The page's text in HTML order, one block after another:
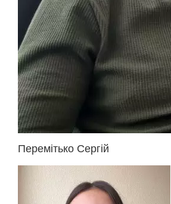
Перемітько Сергій